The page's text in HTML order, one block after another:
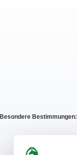
Besondere Bestimmungen: